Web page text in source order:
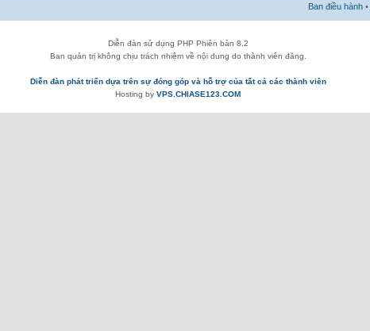
Ban điều hành •
Diễn đàn sử dụng PHP Phiên bản 8.2
Ban quản trị không chịu trách nhiệm về nội dung do thành viên đăng.
Diễn đàn phát triển dựa trên sự đóng góp và hỗ trợ của tất cả các thành viên
Hosting by VPS.CHIASE123.COM